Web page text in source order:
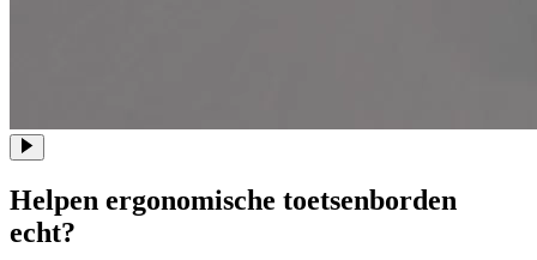
Helpen ergonomische toetsenborden
echt?